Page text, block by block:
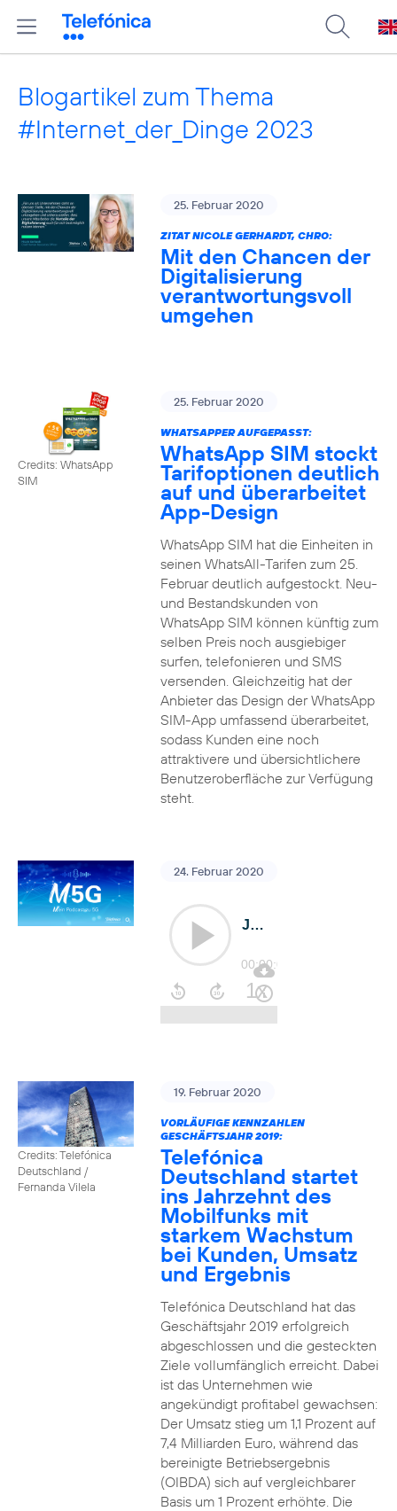
Blogartikel zum Thema
#Internet_der_Dinge 2023
25. Februar 2020
ZITAT NICOLE GERHARDT, CHRO:
Mit den Chancen der
Digitalisierung
verantwortungsvoll
umgehen
Credits: WhatsApp
SIM
25. Februar 2020
WHATSAPPER AUFGEPASST:
WhatsApp SIM stockt
Tarifoptionen deutlich
auf und überarbeitet
App-Design
WhatsApp SIM hat die Einheiten in
seinen WhatsAll-Tarifen zum 25.
Februar deutlich aufgestockt. Neu-
und Bestandskunden von
WhatsApp SIM können künftig zum
selben Preis noch ausgiebiger
surfen, telefonieren und SMS
versenden. Gleichzeitig hat der
Anbieter das Design der WhatsApp
SIM-App umfassend überarbeitet,
sodass Kunden eine noch
attraktivere und übersichtlichere
Benutzeroberfläche zur Verfügung
steht.
24. Februar 2020
Credits: Telefónica
Deutschland /
Fernanda Vilela
19. Februar 2020
VORLÄUFIGE KENNZAHLEN
GESCHÄFTSJAHR 2019:
Telefónica
Deutschland startet
ins Jahrzehnt des
Mobilfunks mit
starkem Wachstum
bei Kunden, Umsatz
und Ergebnis
Telefónica Deutschland hat das
Geschäftsjahr 2019 erfolgreich
abgeschlossen und die gesteckten
Ziele vollumfänglich erreicht. Dabei
ist das Unternehmen wie
angekündigt profitabel gewachsen:
Der Umsatz stieg um 1,1 Prozent auf
7,4 Milliarden Euro, während das
bereinigte Betriebsergebnis
(OIBDA) sich auf vergleichbarer
Basis um 1 Prozent erhöhte. Die